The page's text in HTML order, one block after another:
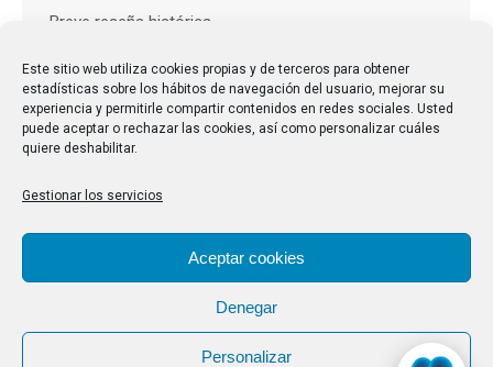
Este sitio web utiliza cookies propias y de terceros para obtener
estadísticas sobre los hábitos de navegación del usuario, mejorar su
experiencia y permitirle compartir contenidos en redes sociales. Usted
puede aceptar o rechazar las cookies, así como personalizar cuáles
quiere deshabilitar.
Gestionar los servicios
Aceptar cookies
Denegar
Personalizar
Breve reseña histórica.